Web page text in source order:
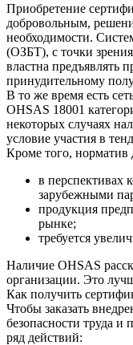
Приобретение
добровольным,
необходимости.
(ОЗБТ), с точки зрения
властна предъявлять
принудительному
В то же время есть
OHSAS 18001
некоторых случаях
условие участия в
Кроме того, норматив
в перспективах
зарубежными
продукция
рынке;
требуется
Наличие OHSAS
организации. Это
Как получить
Чтобы заказать
безопасности труда и
ряд действий: